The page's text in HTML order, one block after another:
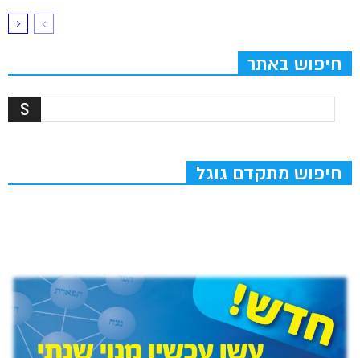
חיפוש באתר
חיפוש מתקדם גוגל